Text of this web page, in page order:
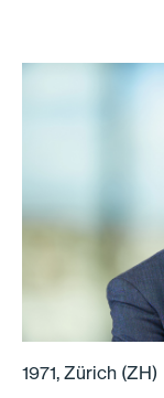
1971, Zürich (ZH)